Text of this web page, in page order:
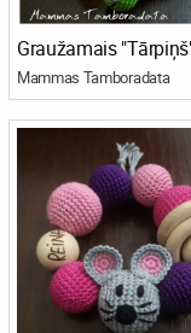
Mammas Tamboradata